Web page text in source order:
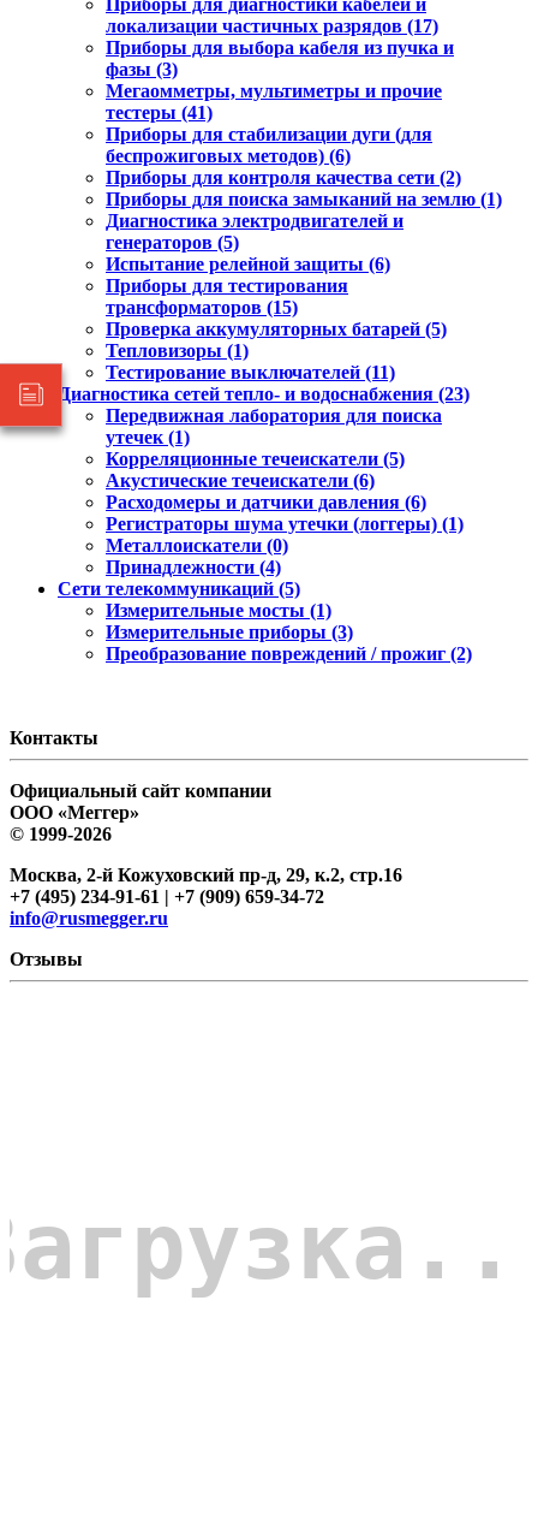
локализации частичных разрядов (17)
Приборы для выбора кабеля из пучка и
фазы (3)
Мегаомметры, мультиметры и прочие
тестеры (41)
Приборы для стабилизации дуги (для
беспрожиговых методов) (6)
Приборы для контроля качества сети (2)
Приборы для поиска замыканий на землю (1)
Диагностика электродвигателей и
генераторов (5)
Испытание релейной защиты (6)
Приборы для тестирования
трансформаторов (15)
Проверка аккумуляторных батарей (5)
Тепловизоры (1)
Тестирование выключателей (11)
Диагностика сетей тепло- и водоснабжения (23)
Передвижная лаборатория для поиска
утечек (1)
Корреляционные течеискатели (5)
Акустические течеискатели (6)
Расходомеры и датчики давления (6)
Регистраторы шума утечки (логгеры) (1)
Металлоискатели (0)
Принадлежности (4)
Сети телекоммуникаций (5)
Измерительные мосты (1)
Измерительные приборы (3)
Преобразование повреждений / прожиг (2)
Контакты
Официальный сайт компании
ООО «Меггер»
© 1999-2026
Москва, 2-й Кожуховский пр-д, 29, к.2, стр.16
+7 (495) 234-91-61 | +7 (909) 659-34-72
info@rusmegger.ru
Отзывы